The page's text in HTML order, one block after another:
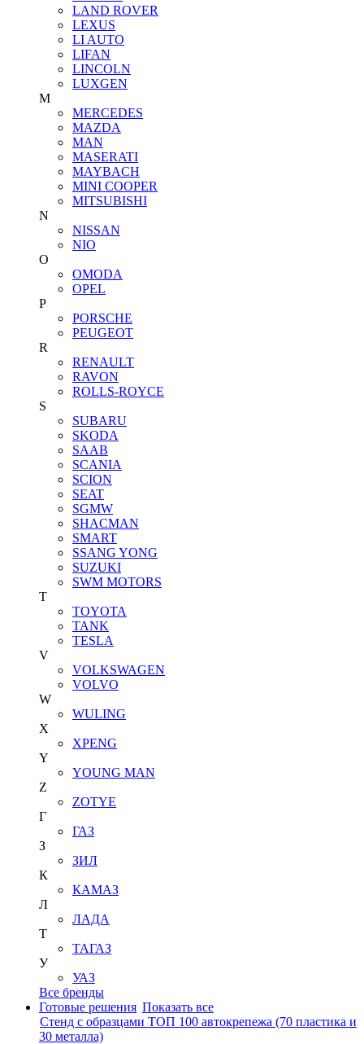
LAND ROVER
LEXUS
LI AUTO
LIFAN
LINCOLN
LUXGEN
M
MERCEDES
MAZDA
MAN
MASERATI
MAYBACH
MINI COOPER
MITSUBISHI
N
NISSAN
NIO
O
OMODA
OPEL
P
PORSCHE
PEUGEOT
R
RENAULT
RAVON
ROLLS-ROYCE
S
SUBARU
SKODA
SAAB
SCANIA
SCION
SEAT
SGMW
SHACMAN
SMART
SSANG YONG
SUZUKI
SWM MOTORS
T
TOYOTA
TANK
TESLA
V
VOLKSWAGEN
VOLVO
W
WULING
X
XPENG
Y
YOUNG MAN
Z
ZOTYE
Г
ГАЗ
З
ЗИЛ
К
КАМАЗ
Л
ЛАДА
Т
ТАГАЗ
У
УАЗ
Все бренды
Готовые решения Показать все
Стенд с образцами ТОП 100 автокрепежа (70 пластика и
30 металла)